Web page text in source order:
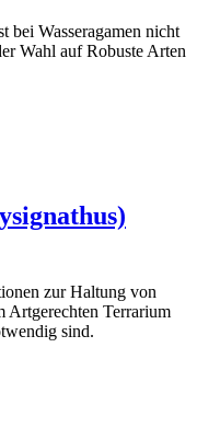
bei Wasseragamen nicht
Wahl auf Robuste Arten
zur Haltung von
Artgerechten Terrarium
sind.